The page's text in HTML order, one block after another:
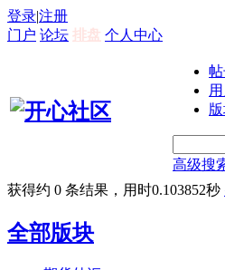
登录|注册
门户 论坛 排盘 个人中心
高级搜
获得约 0 条结果，用时0.103852秒
全部版块